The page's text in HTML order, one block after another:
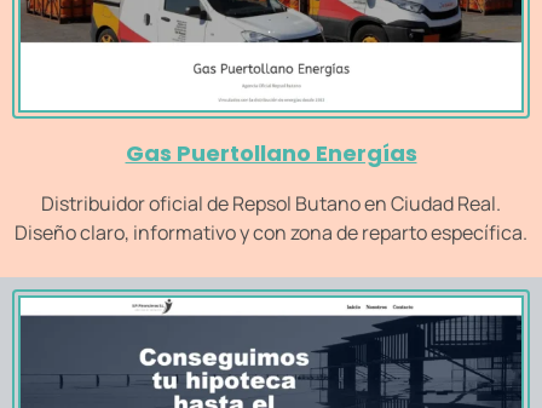
Gas Puertollano Energías
Distribuidor oficial de Repsol Butano en Ciudad Real.
Diseño claro, informativo y con zona de reparto específica.